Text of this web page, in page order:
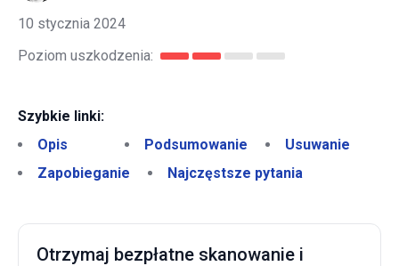
10 stycznia 2024
Poziom uszkodzenia:
Szybkie linki:
Opis
Podsumowanie
Usuwanie
Zapobieganie
Najczęstsze pytania
Otrzymaj bezpłatne skanowanie i